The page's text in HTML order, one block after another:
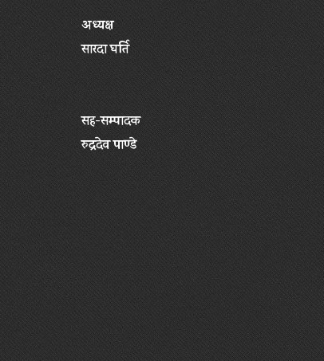
अध्यक्ष
सारदा घर्ति
सह-सम्पादक
रुद्रदेव पाण्डे